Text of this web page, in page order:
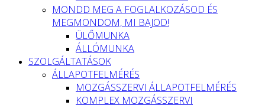
MONDD MEG A FOGLALKOZÁSOD ÉS
MEGMONDOM, MI BAJOD!
ÜLŐMUNKA
ÁLLÓMUNKA
SZOLGÁLTATÁSOK
ÁLLAPOTFELMÉRÉS
MOZGÁSSZERVI ÁLLAPOTFELMÉRÉS
KOMPLEX MOZGÁSSZERVI